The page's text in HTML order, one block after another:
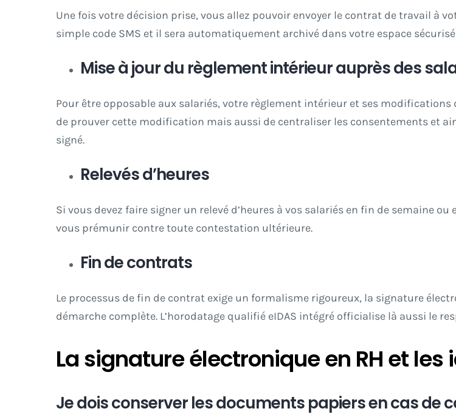
Une fois votre décision prise, vous allez pouvoir envoyer le contrat de travail à
simple code SMS et il sera automatiquement archivé dans votre espace sécurisé
Mise à jour du règlement intérieur auprès des
Pour être opposable aux salariés, votre règlement intérieur et ses
de prouver cette modification mais aussi de centraliser les consentements et
signé.
Relevés d’heures
Si vous devez faire signer un relevé d’heures à vos salariés en fin de semaine
vous prémunir contre toute contestation ultérieure.
Fin de contrats
Le processus de fin de contrat exige un formalisme rigoureux, la signature
démarche complète. L’horodatage qualifié eIDAS intégré officialise là aussi le
La signature électronique en RH et les
Je dois conserver les documents papiers en cas de